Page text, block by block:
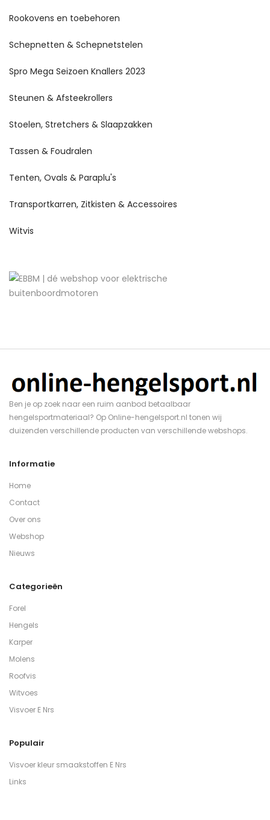
Rookovens en toebehoren
Schepnetten & Schepnetstelen
Spro Mega Seizoen Knallers 2023
Steunen & Afsteekrollers
Stoelen, Stretchers & Slaapzakken
Tassen & Foudralen
Tenten, Ovals & Paraplu's
Transportkarren, Zitkisten & Accessoires
Witvis
Ben je op zoek naar een ruim aanbod betaalbaar
hengelsportmateriaal? Op Online-hengelsport.nl tonen wij
duizenden verschillende producten van verschillende webshops.
Informatie
Home
Contact
Over ons
Webshop
Nieuws
Categorieën
Forel
Hengels
Karper
Molens
Roofvis
Witvoes
Visvoer E Nrs
Populair
Visvoer kleur smaakstoffen E Nrs
Links